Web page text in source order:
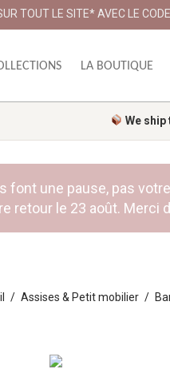
TOUT LE SITE* AVEC LE
LA BOUTIQUE
We ship
font une pause, pas
retour le 23 août. Merci
/ Assises & Petit mobilier /